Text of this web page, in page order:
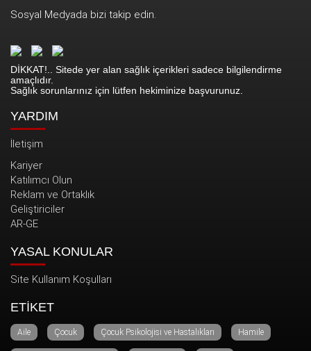
Sosyal Medyada bizi takip edin.
DİKKAT!.. Sitede yer alan sağlık içerikleri sadece bilgilendirme
amaçlıdır.
Sağlık sorunlarınız için lütfen hekiminize başvurunuz.
YARDIM
İletişim
Kariyer
Katılımcı Olun
Reklam ve Ortaklık
Geliştiriciler
AR-GE
YASAL KONULAR
Site Kullanım Koşulları
ETİKET
Aile Çocuk Çocuk Psikolojisi ve Hastalıkları Hamile